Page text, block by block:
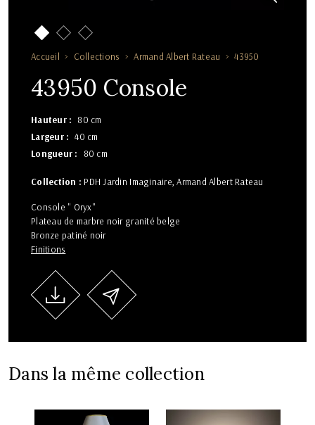
Accueil Collections Armand Albert Rateau 43950
43950 Console
Hauteur
80 cm
Largeur
40 cm
Longueur
80 cm
Collection : PDH Jardin Imaginaire Armand Albert Rateau
Console " Oryx"
Plateau de marbre noir granité belge
Bronze patiné noir
Finitions
Dans la même collection